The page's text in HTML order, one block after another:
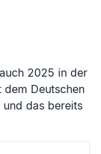
2025 in der
dem Deutschen
und das bereits